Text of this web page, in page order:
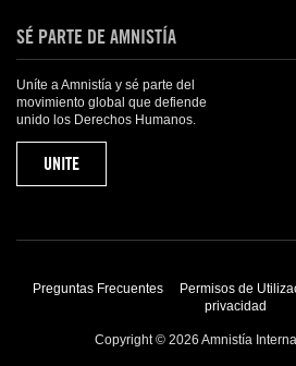
SÉ PARTE DE AMNISTÍA
Uníte a Amnistía y sé parte del
movimiento global que defiende
unido los Derechos Humanos.
UNITE
Preguntas Frecuentes Permisos de
privacidad
Copyright © 2026 Amnistía